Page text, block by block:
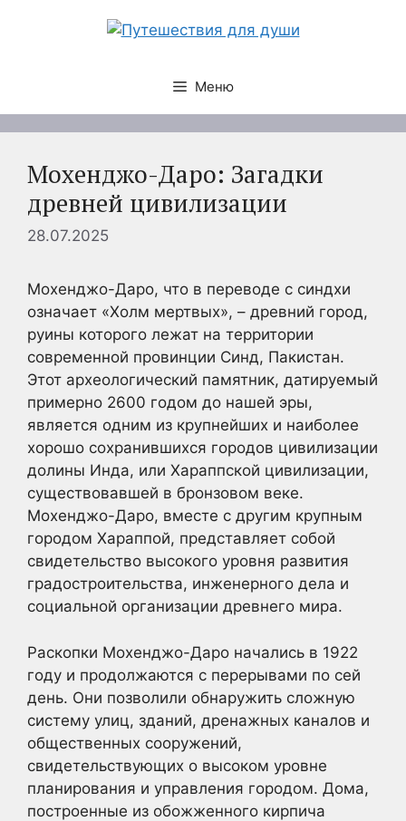
Меню
Мохенджо-Даро: Загадки
древней цивилизации
28.07.2025
Мохенджо-Даро, что в переводе с синдхи
означает «Холм мертвых», – древний город,
руины которого лежат на территории
современной провинции Синд, Пакистан.
Этот археологический памятник, датируемый
примерно 2600 годом до нашей эры,
является одним из крупнейших и наиболее
хорошо сохранившихся городов цивилизации
долины Инда, или Хараппской цивилизации,
существовавшей в бронзовом веке.
Мохенджо-Даро, вместе с другим крупным
городом Хараппой, представляет собой
свидетельство высокого уровня развития
градостроительства, инженерного дела и
социальной организации древнего мира.
Раскопки Мохенджо-Даро начались в 1922
году и продолжаются с перерывами по сей
день. Они позволили обнаружить сложную
систему улиц, зданий, дренажных каналов и
общественных сооружений,
свидетельствующих о высоком уровне
планирования и управления городом. Дома,
построенные из обожженного кирпича